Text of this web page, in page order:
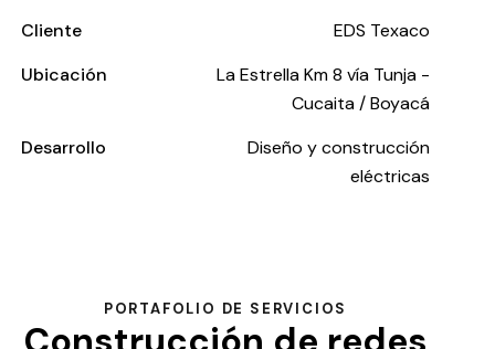
Cliente
EDS Texaco
Ubicación
La Estrella Km 8 vía Tunja -
Cucaita / Boyacá
Desarrollo
Diseño y construcción
eléctricas
PORTAFOLIO DE SERVICIOS